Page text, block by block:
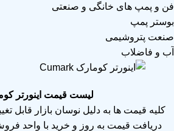
فن و پمپ های خانگی و صنعتی
بوستر پمپ
صنعت پتروشیمی
آب و فاضلاب
لیست قیمت اینورتر
کلیه قیمت ها به دلیل نوسان بازار قابل
دریافت قیمت به روز و خرید با واحد